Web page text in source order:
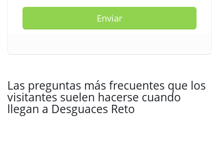
Enviar
Las preguntas más frecuentes que los
visitantes suelen hacerse cuando
llegan a Desguaces Reto